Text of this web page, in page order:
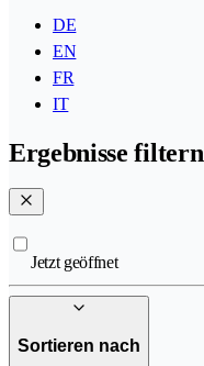
DE
EN
FR
IT
Ergebnisse filtern
Jetzt geöffnet
Sortieren nach